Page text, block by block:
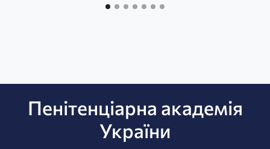
Пенітенціарна академія
України